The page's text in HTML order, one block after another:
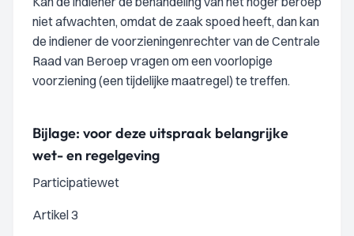
niet afwachten, omdat de zaak spoed heeft, dan kan
de indiener de voorzieningenrechter van de Centrale
Raad van Beroep vragen om een voorlopige
voorziening (een tijdelijke maatregel) te treffen.
Bijlage: voor deze uitspraak belangrijke
wet- en regelgeving
Participatiewet
Artikel 3